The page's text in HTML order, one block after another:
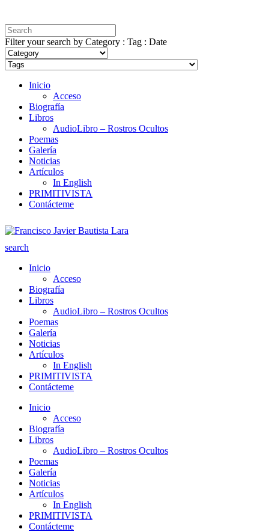
Filter your search by Category : Tag : Date
Inicio
Acceso
Biografía
Libros
AudioLibro – Rostros Ocultos
Poemas
Galería
Noticias
Artículos
In English
PRIMITIVISTA
Contácteme
search
Inicio
Acceso
Biografía
Libros
AudioLibro – Rostros Ocultos
Poemas
Galería
Noticias
Artículos
In English
PRIMITIVISTA
Contácteme
Inicio
Acceso
Biografía
Libros
AudioLibro – Rostros Ocultos
Poemas
Galería
Noticias
Artículos
In English
PRIMITIVISTA
Contácteme